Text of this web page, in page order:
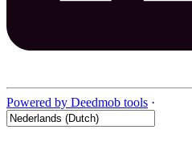
Powered by Deedmob tools ·